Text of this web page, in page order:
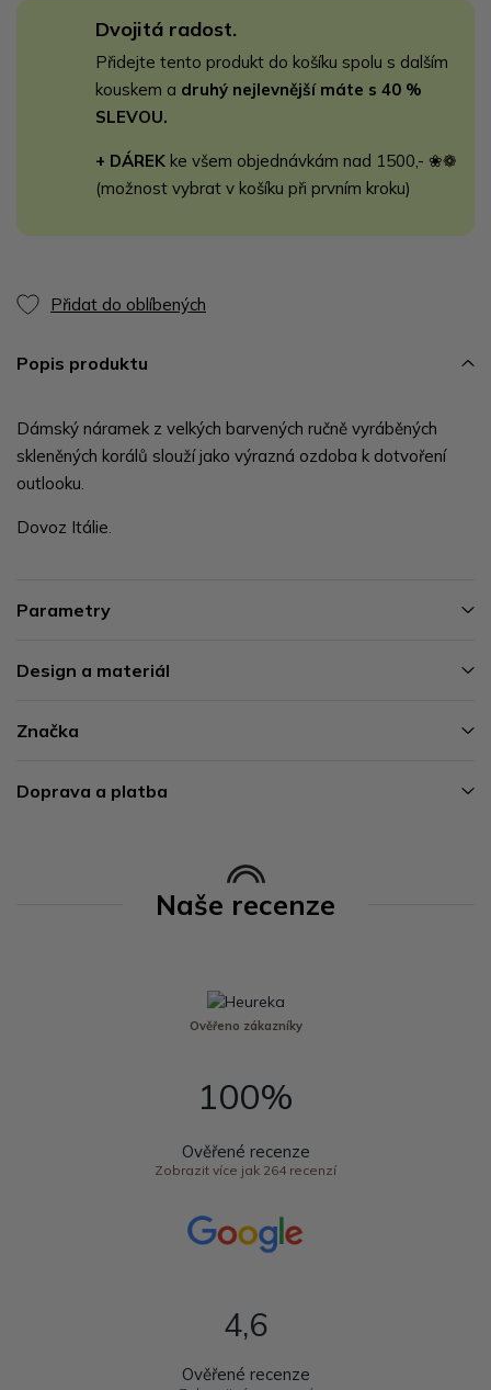
Dvojitá radost.
Přidejte tento produkt do košíku spolu s dalším
kouskem a druhý nejlevnější máte s 40 %
SLEVOU.
+ DÁREK ke všem objednávkám nad 1500,- ❀❁
(možnost vybrat v košíku při prvním kroku)
Přidat do oblíbených
Popis produktu
Dámský náramek z velkých barvených ručně vyráběných
skleněných korálů slouží jako výrazná ozdoba k dotvoření
outlooku.
Dovoz Itálie.
Parametry
Design a materiál
Značka
Doprava a platba
Naše recenze
Ověřeno zákazníky
100%
Ověřené recenze
Zobrazit více jak 264 recenzí
4,6
Ověřené recenze